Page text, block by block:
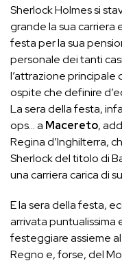
Sherlock Holmes si
grande la sua carriera
festa per la sua
personale dei tanti
l’attrazione principale
ospite che definire
La sera della festa,
ops… a Macereto,
Regina d’Inghilterra,
Sherlock del titolo di
una carriera carica di
E la sera della festa,
arrivata puntualissima
festeggiare assieme
Regno e, forse, del